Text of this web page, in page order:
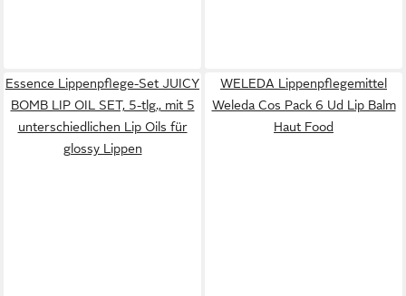
Essence Lippenpflege-Set JUICY
BOMB LIP OIL SET, 5-tlg., mit 5
unterschiedlichen Lip Oils für
glossy Lippen
WELEDA Lippenpflegemittel
Weleda Cos Pack 6 Ud Lip Balm
Haut Food